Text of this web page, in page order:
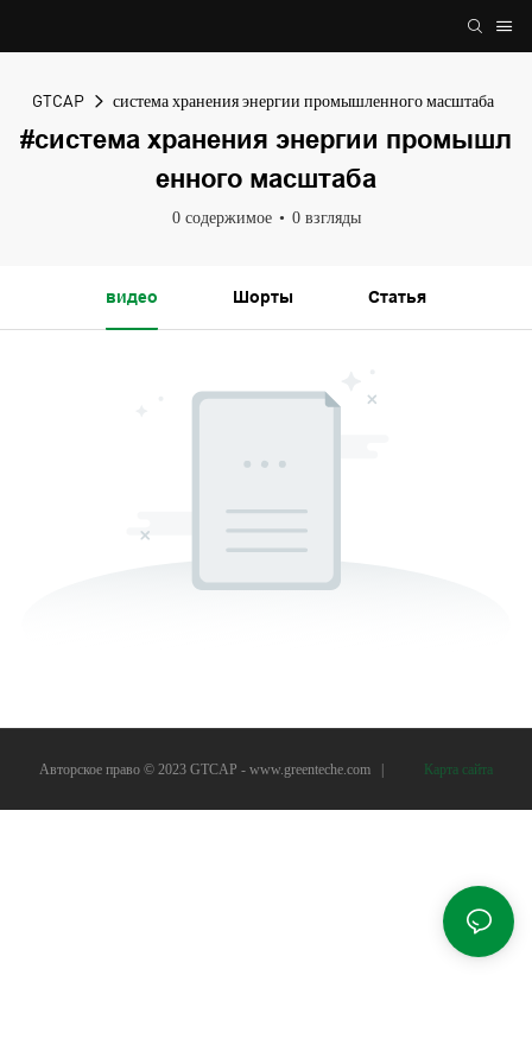
GTCAP система хранения энергии промышленного масштаба
#система хранения энергии промышл
енного масштаба
0 содержимое 0 взгляды
видео Шорты Статья
Авторское право © 2023 GTCAP - www.greenteche.com | Карта сайта